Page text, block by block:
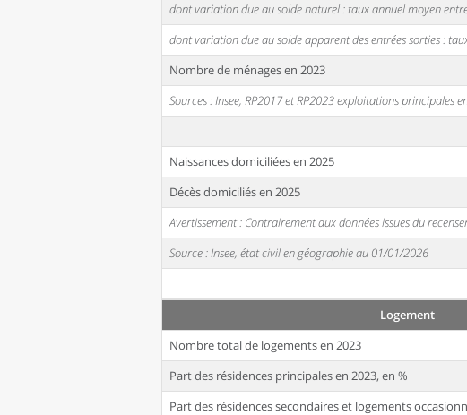
dont variation due au solde naturel : taux annuel moyen
dont variation due au solde apparent des entrées sorties :
Nombre de ménages en 2023
Sources : Insee, RP2017 et RP2023 exploitations principales
Naissances domiciliées en 2025
Décès domiciliés en 2025
Avertissement : Contrairement aux données issues du
Source : Insee, état civil en géographie au 01/01/2026
Logement
Nombre total de logements en 2023
Part des résidences principales en 2023, en %
Part des résidences secondaires et logements